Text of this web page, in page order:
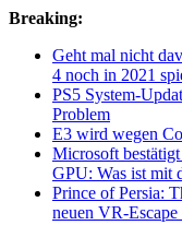
Breaking:
Geht mal nicht
4 noch in 2021
PS5 System-
Problem
E3 wird wegen
Microsoft
GPU: Was ist mit
Prince of Persia:
neuen VR-Escape